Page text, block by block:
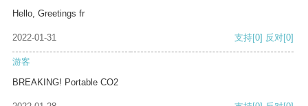
Hello, Greetings fr
2022-01-31 支持[0] 反对[0]
游客
BREAKING! Portable CO2